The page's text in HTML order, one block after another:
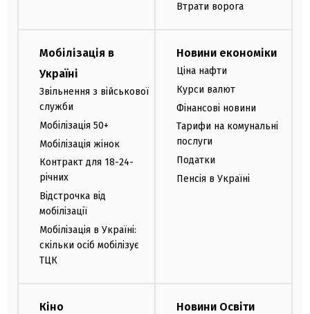
Втрати ворога
Мобілізація в
Україні
Звільнення з військової
служби
Мобілізація 50+
Мобілізація жінок
Контракт для 18-24-
річних
Відстрочка від
мобілізації
Мобілізація в Україні:
скільки осіб мобілізує
ТЦК
Новини економіки
Ціна нафти
Курси валют
Фінансові новини
Тарифи на комунальні
послуги
Податки
Пенсія в Україні
Кіно Новини Освіти